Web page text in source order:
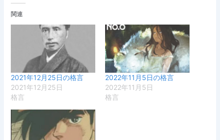
関連
2021年12月25日の格言
2021年12月25日
格言
2022年11月5日の格言
2022年11月5日
格言